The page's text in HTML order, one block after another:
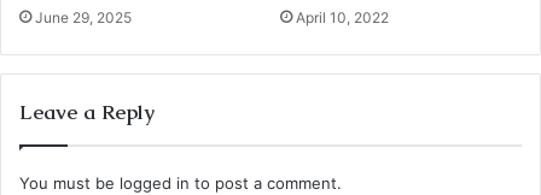
June 29, 2025 April 10, 2022
Leave a Reply
You must be logged in to post a comment.